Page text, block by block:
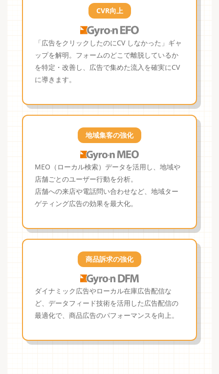
CVR向上
「広告をクリックしたのにCV しなかった」ギャ
ップを解明。フォームのどこで離脱しているか
を特定・改善し、広告で集めた流入を確実にCV
に導きます。
地域集客の強化
MEO（ローカル検索）データを活用し、地域や
店舗ごとのユーザー行動を分析。
店舗への来店や電話問い合わせなど、地域ター
ゲティング広告の効果を最大化。
商品訴求の強化
ダイナミック広告やローカル在庫広告配信な
ど、データフィード技術を活用した広告配信の
最適化で、商品広告のパフォーマンスを向上。